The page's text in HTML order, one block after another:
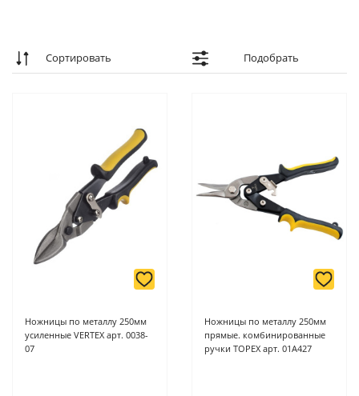
Сортировать Подобрать
Ножницы по металлу 250мм
усиленные VERTEX арт. 0038-
07
Ножницы по металлу 250мм
прямые. комбинированные
ручки TOPEX арт. 01А427